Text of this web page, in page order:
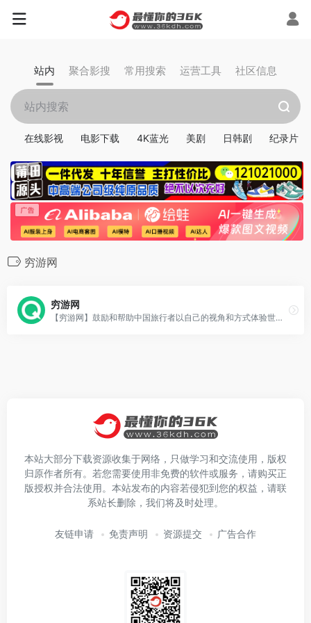
站内 聚合影搜 常用搜索 运营工具 社区信息
在线影视 电影下载 4K蓝光 美剧 日韩剧 纪录片
穷游网
穷游网
【穷游网】鼓励和帮助中国旅行者以自己的视角和方式体验世界，为旅行者提供专业、实用、全面的游旅行指南和旅游攻略，是中国旅行者们分享旅游目的地信息和游记攻略的平台。
本站大部分下载资源收集于网络，只做学习和交流使用，版权
归原作者所有。若您需要使用非免费的软件或服务，请购买正
版授权并合法使用。本站发布的内容若侵犯到您的权益，请联
系站长删除，我们将及时处理。
友链申请 免责声明 资源提交 广告合作